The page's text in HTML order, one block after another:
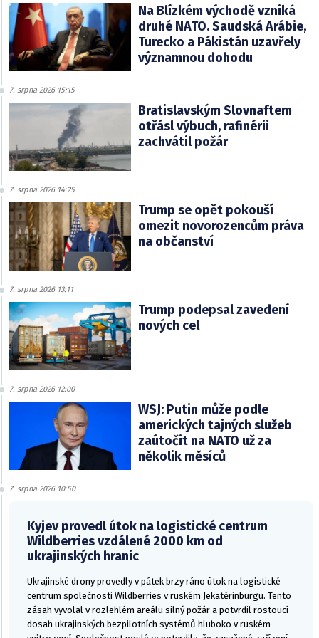
Na Blízkém východě vzniká
druhé NATO. Saudská Arábie,
Turecko a Pákistán uzavřely
významnou dohodu
7. srpna 2026 15:15
Bratislavským Slovnaftem
otřásl výbuch, rafinérii
zachvátil požár
7. srpna 2026 14:25
Trump se opět pokouší
omezit novorozencům práva
na občanství
7. srpna 2026 13:11
Trump podepsal zavedení
nových cel
7. srpna 2026 12:00
WSJ: Putin může podle
amerických tajných služeb
zaútočit na NATO už za
několik měsíců
7. srpna 2026 10:50
Kyjev provedl útok na logistické centrum
Wildberries vzdálené 2000 km od
ukrajinských hranic
Ukrajinské drony provedly v pátek brzy ráno útok na logistické
centrum společnosti Wildberries v ruském Jekatěrinburgu. Tento
zásah vyvolal v rozlehlém areálu silný požár a potvrdil rostoucí
dosah ukrajinských bezpilotních systémů hluboko v ruském